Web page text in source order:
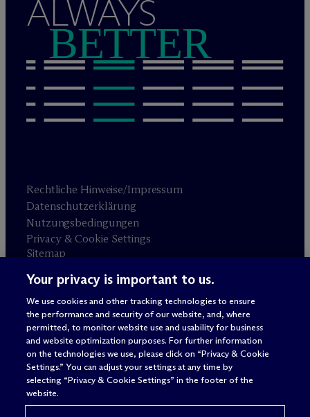
ALWAYS
BETTER
Rechtliche Hinweise/Impressum
Datenschutzerklärung
Nutzungsbedingungen
Privacy & Cookie Settings
Sitemap
Anwaltswerbung © 2026 M Dermott Will & Schulte
Your privacy is important to us.
We use cookies and other tracking technologies to ensure
the performance and security of our website, and, where
permitted, to monitor website use and usability for business
and website optimization purposes. For further information
on the technologies we use, please click on “Privacy & Cookie
Settings.” You can adjust your settings at any time by
selecting “Privacy & Cookie Settings” in the footer of the
website.